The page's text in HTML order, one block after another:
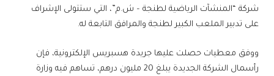
شركة “المنشآت الرياضية لطنجة – ش.م”، التي ستتولى الإشراف
على تدبير الملعب الكبير لطنجة والمرافق التابعة له.
ووفق معطيات حصلت عليها جريدة هسبريس الإلكترونية، فإن
رأسمال الشركة الجديدة يبلغ 20 مليون درهم، تساهم فيه وزارة